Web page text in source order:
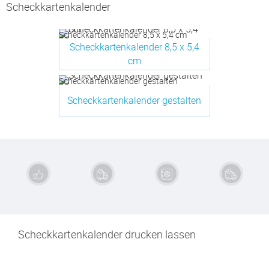
Scheckkartenkalender
Scheckkartenkalender 8,5 x 5,4
cm
Scheckkartenkalender 8,5 x 5,4 cm
Scheckkartenkalender gestalten
Scheckkartenkalender gestalten
Scheckkartenkalender drucken lassen